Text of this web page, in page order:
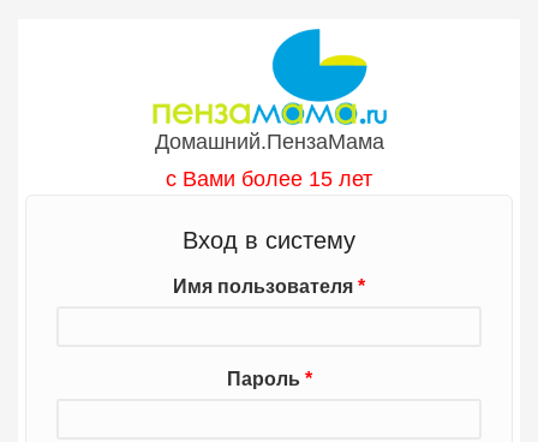
Домашний.ПензаМама
с Вами более 15 лет
Вход в систему
Имя пользователя *
Пароль *